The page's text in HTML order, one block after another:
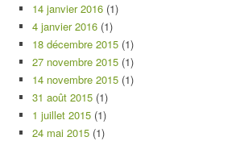
14 janvier 2016 (1)
4 janvier 2016 (1)
18 décembre 2015 (1)
27 novembre 2015 (1)
14 novembre 2015 (1)
31 août 2015 (1)
1 juillet 2015 (1)
24 mai 2015 (1)